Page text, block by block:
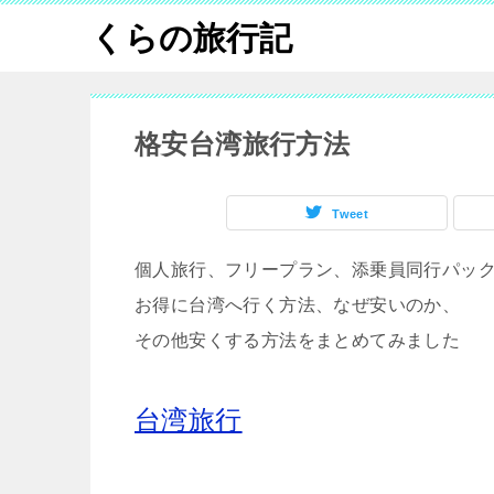
くらの旅行記
格安台湾旅行方法
Tweet
個人旅行、フリープラン、添乗員同行パッ
お得に台湾へ行く方法、なぜ安いのか、
その他安くする方法をまとめてみました
台湾旅行